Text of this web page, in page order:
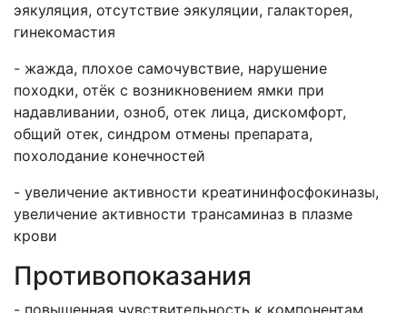
эякуляция, отсутствие эякуляции, галакторея,
гинекомастия
- жажда, плохое самочувствие, нарушение
походки, отёк с возникновением ямки при
надавливании, озноб, отек лица, дискомфорт,
общий отек, синдром отмены препарата,
похолодание конечностей
- увеличение активности креатининфосфокиназы,
увеличение активности трансаминаз в плазме
крови
Противопоказания
- повышенная чувствительность к компонентам